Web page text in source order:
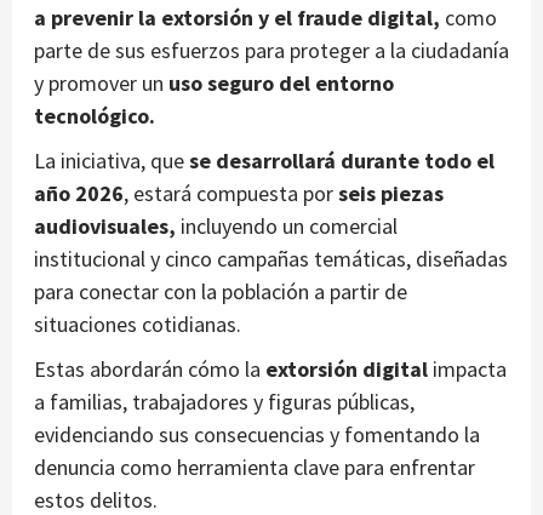
a prevenir la extorsión y el fraude digital, como
parte de sus esfuerzos para proteger a la ciudadanía
y promover un uso seguro del entorno
tecnológico.
La iniciativa, quese desarrollará durante todo el
año 2026, estará compuesta porseis piezas
audiovisuales, incluyendo un comercial
institucional y cinco campañas temáticas, diseñadas
para conectar con la población a partir de
situaciones cotidianas.
Estas abordarán cómo la extorsión digital impacta
a familias, trabajadores y figuras públicas,
evidenciando sus consecuencias y fomentando la
denuncia como herramienta clave para enfrentar
estos delitos.